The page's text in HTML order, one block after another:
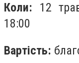
Коли: 12
18:00
Вартість: